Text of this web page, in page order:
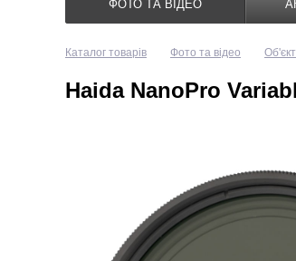
ФОТО ТА ВІДЕО
Каталог товарів Фото та відео
Haida NanoPro